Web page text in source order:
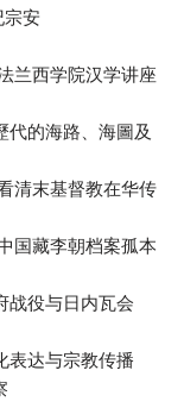
安
兰西学院汉学讲座
代的海路、海圖及
清末基督教在华传
国藏李朝档案孤本
战役与日内瓦会
表达与宗教传播